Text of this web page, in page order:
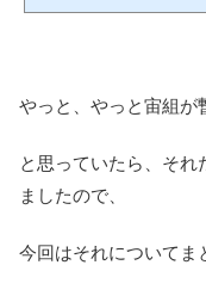
り、羽根の有無
やっと、やっと宙組
と思っていたら、それ
ましたので、
今回はそれについてま